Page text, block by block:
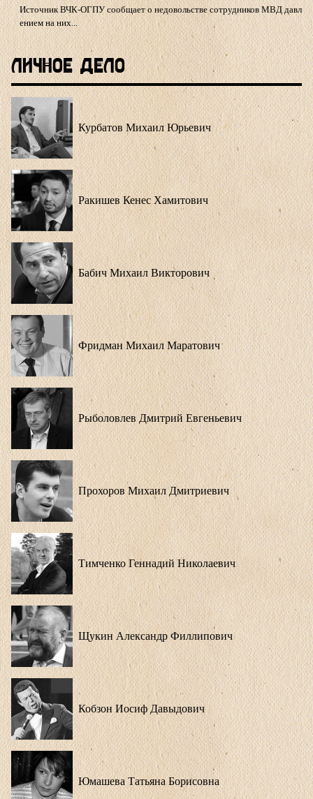
Источник ВЧК-ОГПУ сообщает о недовольстве сотрудников МВД давл
ением на них...
Личное Дело
Курбатов Михаил Юрьевич
Ракишев Кенес Хамитович
Бабич Михаил Викторович
Фридман Михаил Маратович
Рыболовлев Дмитрий Евгеньевич
Прохоров Михаил Дмитриевич
Тимченко Геннадий Николаевич
Щукин Александр Филлипович
Кобзон Иосиф Давыдович
Юмашева Татьяна Борисовна